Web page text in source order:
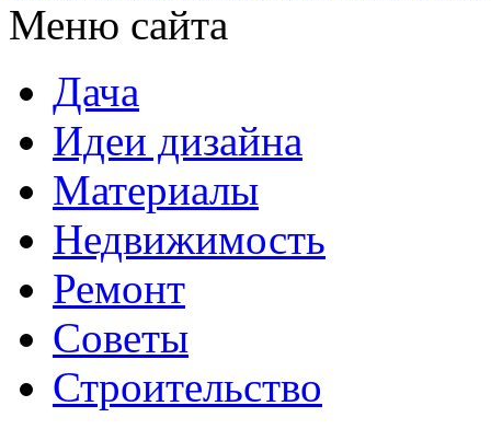
Меню сайта
Дача
Идеи дизайна
Материалы
Недвижимость
Ремонт
Советы
Строительство